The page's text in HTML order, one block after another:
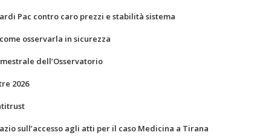
Pac contro caro prezzi e stabilità sistema
osservarla in sicurezza
dell’Osservatorio
2026
sull’accesso agli atti per il caso Medicina a Tirana